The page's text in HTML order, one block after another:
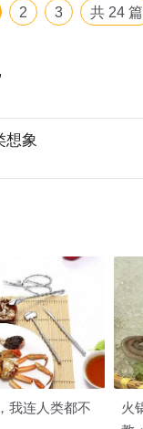
2 3 共24 篇
想象
我连人类都不
火